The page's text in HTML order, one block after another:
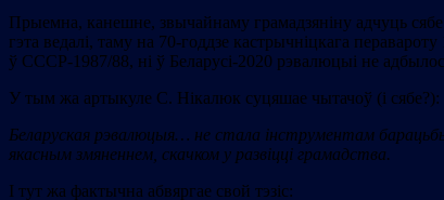
Прыемна, канешне, звычайнаму грамадзяніну адчуць сябе
гэта ведалі, таму на 70-годдзе кастрычніцкага
ў СССР-1987/88, ні ў Беларусі-2020 рэвалюцыі не
У тым жа артыкуле С. Нікалюк суцяшае чытачоў (і сябе?):
Беларуская рэвалюцыя… не стала інструментам
якасным змяненнем, скачком у развіцці грамадства.
І тут жа фактычна абвяргае свой тэзіс: